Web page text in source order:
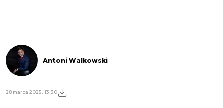
Antoni Walkowski
28 marca 2025, 13:30